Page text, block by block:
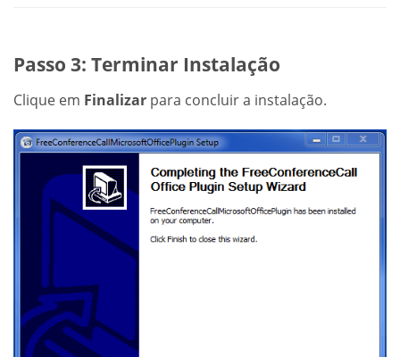
Passo 3: Terminar Instalação
Clique em Finalizar para concluir a instalação.